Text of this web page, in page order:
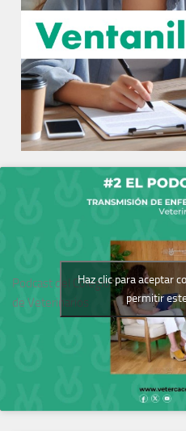
Podcast del Colegio
de Veterinarios
Haz clic para aceptar
permitir